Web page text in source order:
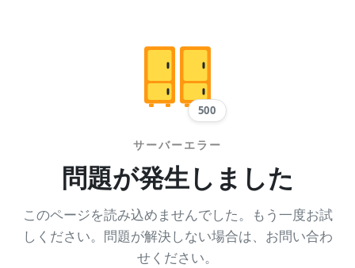
500
サーバーエラー
問題が発生しました
このページを読み込めませんでした。もう一度お試
しください。問題が解決しない場合は、お問い合わ
せください。